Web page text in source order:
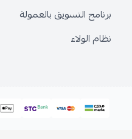
برنامج التسويق بالعمولة
نظام الولاء